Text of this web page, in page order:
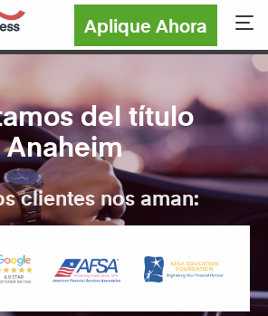
Aplique Ahora
del título
Anaheim
clientes nos aman: